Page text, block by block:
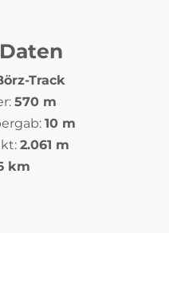
Track
570 m
10 m
2.061 m
km